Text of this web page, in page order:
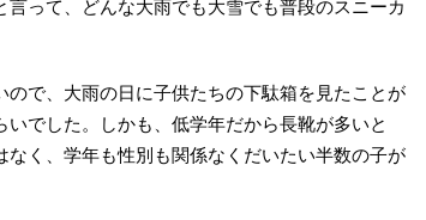
って、どんな大雨でも大雪でも普段のスニーカ
で、大雨の日に子供たちの下駄箱を見たことが
でした。しかも、低学年だから長靴が多いと
く、学年も性別も関係なくだいたい半数の子が